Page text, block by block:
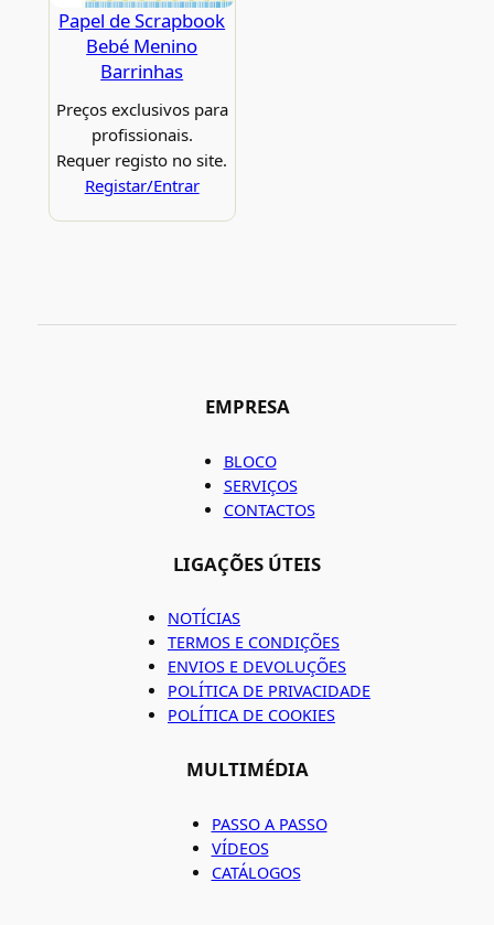
Papel de Scrapbook
Bebé Menino
Barrinhas
Preços exclusivos para
profissionais.
Requer registo no site.
Registar/Entrar
EMPRESA
BLOCO
SERVIÇOS
CONTACTOS
LIGAÇÕES ÚTEIS
NOTÍCIAS
TERMOS E CONDIÇÕES
ENVIOS E DEVOLUÇÕES
POLÍTICA DE PRIVACIDADE
POLÍTICA DE COOKIES
MULTIMÉDIA
PASSO A PASSO
VÍDEOS
CATÁLOGOS